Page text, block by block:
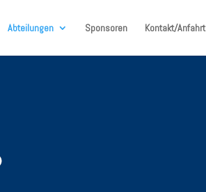
Abteilungen Sponsoren Kontakt/Anfahrt